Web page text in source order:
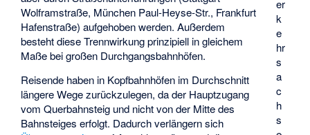
er
k
e
hr
s
a
c
h
s
Wolframstraße, München Paul-Heyse-Str., Frankfurt
Hafenstraße) aufgehoben werden. Außerdem
besteht diese Trennwirkung prinzipiell in gleichem
Maße bei großen Durchgangsbahnhöfen.
Reisende haben in Kopfbahnhöfen im Durchschnitt
längere Wege zurückzulegen, da der Hauptzugang
vom Querbahnsteig und nicht von der Mitte des
Bahnsteiges erfolgt. Dadurch verlängern sich